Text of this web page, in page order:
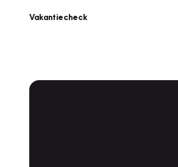
Vakantiecheck